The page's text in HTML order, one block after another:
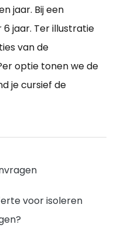
jaar. Bij een
jaar. Ter illustratie
van de
optie tonen we de
je cursief de
voor isoleren